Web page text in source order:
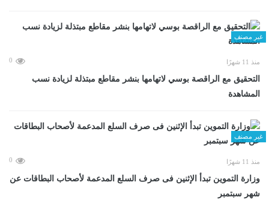
غير مصنف
منذ 11 شهرًا 0
التحقيق مع الراقصة بوسي لاتهامها بنشر مقاطع مبتذلة لزيادة نسب
المشاهدة
غير مصنف
منذ 11 شهرًا 0
وزارة التموين تبدأ الإثنين فى صرف السلع المدعمة لأصحاب البطاقات عن
شهر سبتمبر